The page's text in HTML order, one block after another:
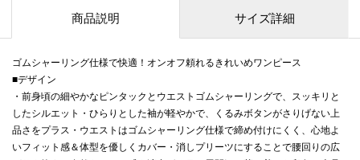
商品説明 サイズ詳細
ゴムシャーリング仕様で快適！オンオフ頼れるきれいめワンピース
■デザイン
・前身頃の細やかなピンタックとウエストゴムシャーリングで、スッキリと
したシルエット・ひらりとした袖が軽やかで、くるみボタンがさりげない上
品さをプラス・ウエストはゴムシャーリング仕様で締め付けにくく、心地よ
いフィット感＆体型を優しくカバー・消しプリーツにすることで腰回りの広